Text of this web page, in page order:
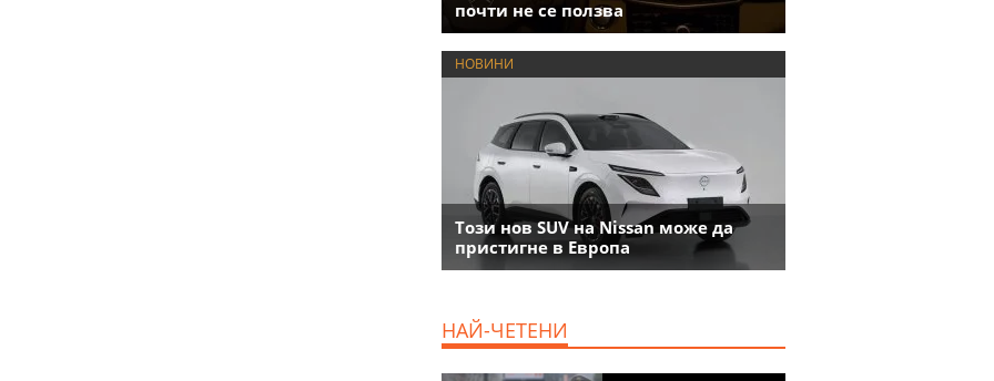
почти не се ползва
НОВИНИ
Този нов SUV на Nissan може да
пристигне в Европа
НАЙ-ЧЕТЕНИ